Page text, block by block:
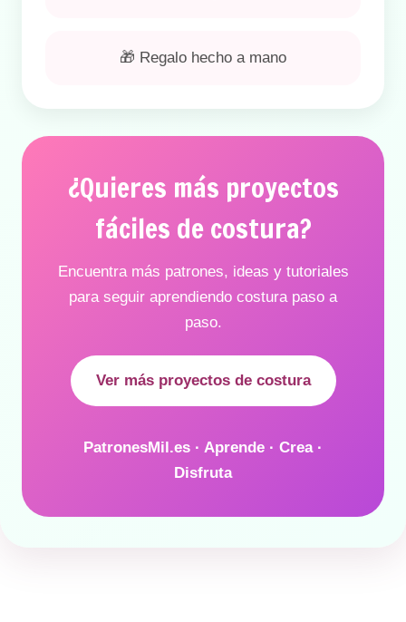
🎁 Regalo hecho a mano
¿Quieres más proyectos
fáciles de costura?
Encuentra más patrones, ideas y tutoriales
para seguir aprendiendo costura paso a
paso.
Ver más proyectos de costura
PatronesMil.es · Aprende · Crea ·
Disfruta